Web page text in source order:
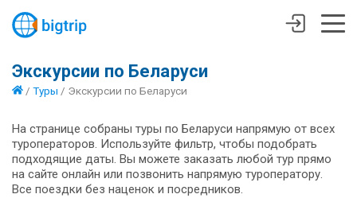
Экскурсии по Беларуси
/ Туры / Экскурсии по Беларуси
На странице собраны туры по Беларуси напрямую от всех
туроператоров. Используйте фильтр, чтобы подобрать
подходящие даты. Вы можете заказать любой тур прямо
на сайте онлайн или позвонить напрямую туроператору.
Все поездки без наценок и посредников.